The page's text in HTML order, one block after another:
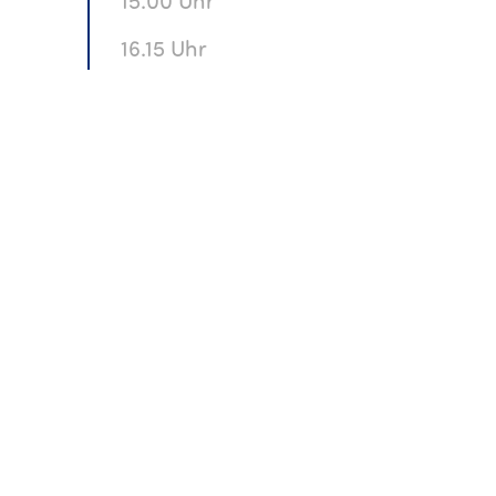
16.15 Uhr